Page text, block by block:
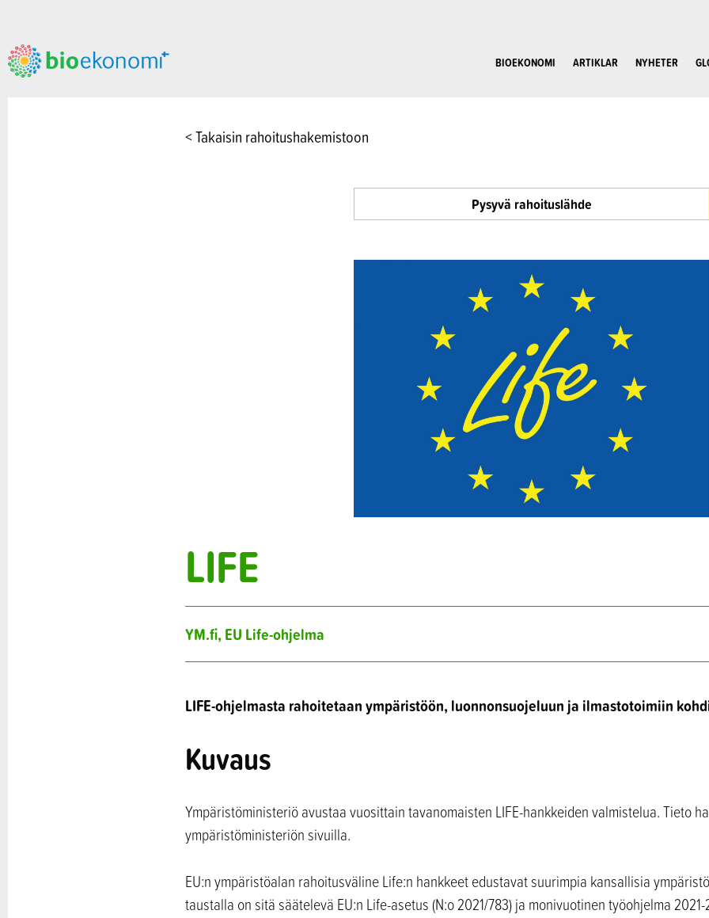
BIOEKONOMI ARTIKLAR NYHETER
< Takaisin rahoitushakemistoon
Pysyvä rahoituslähde
LIFE
YM.fi, EU Life-ohjelma
LIFE-ohjelmasta rahoitetaan ympäristöön, luonnonsuojeluun ja ilmastotoimiin
Kuvaus
Ympäristöministeriö avustaa vuosittain tavanomaisten LIFE-hankkeiden valmistelua. Tieto
ympäristöministeriön sivuilla.
EU:n ympäristöalan rahoitusväline Life:n hankkeet edustavat suurimpia kansallisia
taustalla on sitä säätelevä EU:n Life-asetus (N:o 2021/783) ja monivuotinen työohjelma 2021-